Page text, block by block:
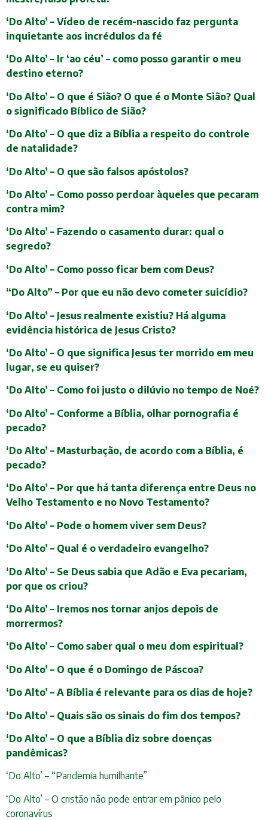
‘Do Alto’ – Vídeo de recém-nascido faz pergunta
inquietante aos incrédulos da fé
‘Do Alto’ – Ir ‘ao céu’ – como posso garantir o meu
destino eterno?
‘Do Alto’ – O que é Sião? O que é o Monte Sião? Qual
o significado Bíblico de Sião?
‘Do Alto’ – O que diz a Bíblia a respeito do controle
de natalidade?
‘Do Alto’ – O que são falsos apóstolos?
‘Do Alto’ – Como posso perdoar àqueles que pecaram
contra mim?
‘Do Alto’ – Fazendo o casamento durar: qual o
segredo?
‘Do Alto’ – Como posso ficar bem com Deus?
“Do Alto” – Por que eu não devo cometer suicídio?
‘Do Alto’ – Jesus realmente existiu? Há alguma
evidência histórica de Jesus Cristo?
‘Do Alto’ – O que significa Jesus ter morrido em meu
lugar, se eu quiser?
‘Do Alto’ – Como foi justo o dilúvio no tempo de Noé?
‘Do Alto’ – Conforme a Bíblia, olhar pornografia é
pecado?
‘Do Alto’ – Masturbação, de acordo com a Bíblia, é
pecado?
‘Do Alto’ – Por que há tanta diferença entre Deus no
Velho Testamento e no Novo Testamento?
‘Do Alto’ – Pode o homem viver sem Deus?
‘Do Alto’ – Qual é o verdadeiro evangelho?
‘Do Alto’ – Se Deus sabia que Adão e Eva pecariam,
por que os criou?
‘Do Alto’ – Iremos nos tornar anjos depois de
morrermos?
‘Do Alto’ – Como saber qual o meu dom espiritual?
‘Do Alto’ – O que é o Domingo de Páscoa?
‘Do Alto’ – A Bíblia é relevante para os dias de hoje?
‘Do Alto’ – Quais são os sinais do fim dos tempos?
‘Do Alto’ – O que a Bíblia diz sobre doenças
pandêmicas?
‘Do Alto’ – “Pandemia humilhante”
‘Do Alto’ – O cristão não pode entrar em pânico pelo
coronavírus